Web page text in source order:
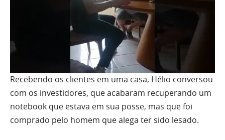
Recebendo os clientes em uma casa, Hélio conversou
com os investidores, que acabaram recuperando um
notebook que estava em sua posse, mas que foi
comprado pelo homem que alega ter sido lesado.